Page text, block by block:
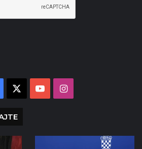
Facebook YouTubeInstagram